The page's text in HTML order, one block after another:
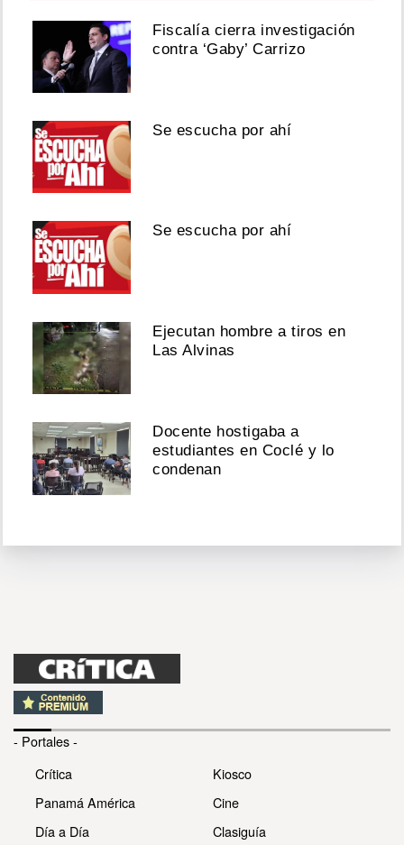
Fiscalía cierra investigación
contra ‘Gaby’ Carrizo
Se escucha por ahí
Se escucha por ahí
Ejecutan hombre a tiros en
Las Alvinas
Docente hostigaba a
estudiantes en Coclé y lo
condenan
- Portales -
Crítica
Panamá América
Día a Día
Kiosco
Cine
Clasiguía